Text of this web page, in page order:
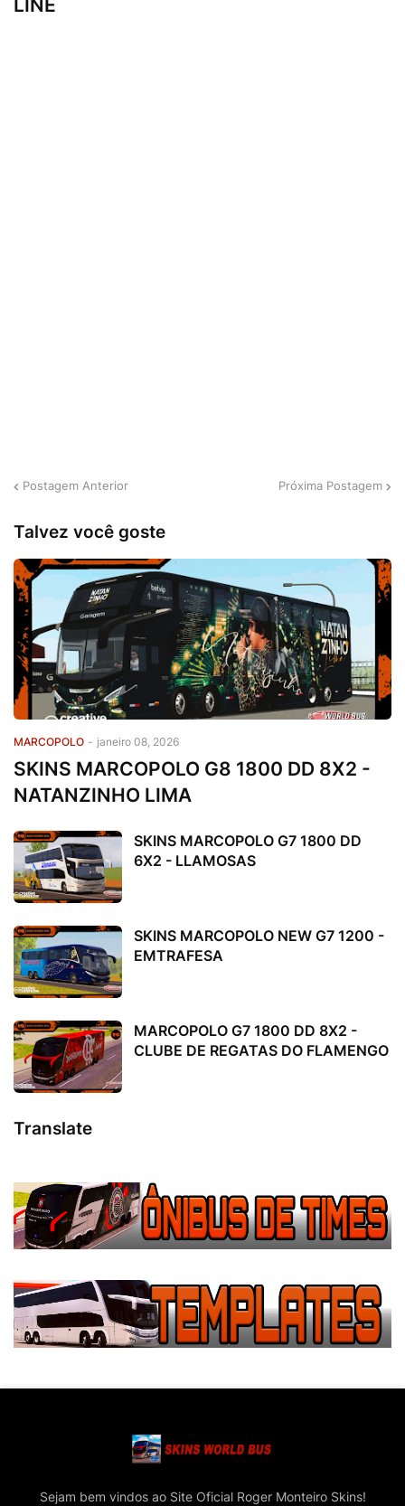
LINE
Postagem Anterior Próxima Postagem
Talvez você goste
MARCOPOLO - janeiro 08, 2026
SKINS MARCOPOLO G8 1800 DD 8X2 -
NATANZINHO LIMA
SKINS MARCOPOLO G7 1800 DD
6X2 - LLAMOSAS
SKINS MARCOPOLO NEW G7 1200 -
EMTRAFESA
MARCOPOLO G7 1800 DD 8X2 -
CLUBE DE REGATAS DO FLAMENGO
Translate
Sejam bem vindos ao Site Oficial Roger Monteiro Skins!